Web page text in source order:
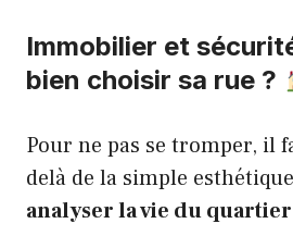
Immobilier et
bien choisir sa rue ?
Pour ne pas se tromper, il
delà de la simple
analyser la vie du quartier